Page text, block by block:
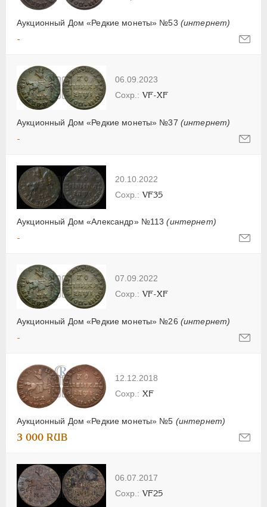
Аукционный Дом «Редкие монеты» №53 (интернет)
-
06.09.2023
Аукционный Дом «Редкие монеты» №37 (интернет)
VF-XF
-
20.10.2022
Аукционный Дом «Александр» №113(интернет)
VF35
-
07.09.2022
Аукционный Дом «Редкие монеты» №26 (интернет)
VF-XF
-
12.12.2018
Аукционный Дом «Редкие монеты» №5 (интернет)
XF
3 000 RUB
06.07.2017
VF25